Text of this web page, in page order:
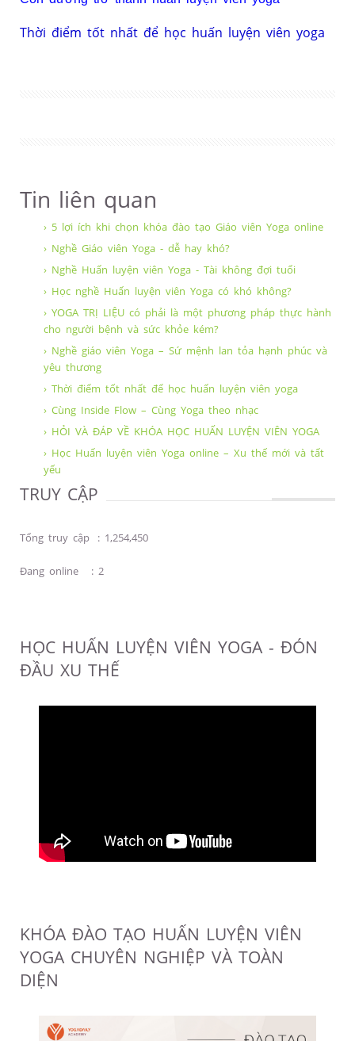
Thời điểm tốt nhất để học huấn luyện viên yoga
Tin liên quan
› 5 lợi ích khi chọn khóa đào tạo Giáo viên Yoga online
› Nghề Giáo viên Yoga - dễ hay khó?
› Nghề Huấn luyện viên Yoga - Tài không đợi tuổi
› Học nghề Huấn luyện viên Yoga có khó không?
› YOGA TRỊ LIỆU có phải là một phương pháp thực hành
cho người bệnh và sức khỏe kém?
› Nghề giáo viên Yoga – Sứ mệnh lan tỏa hạnh phúc và
yêu thương
› Thời điểm tốt nhất để học huấn luyện viên yoga
› Cùng Inside Flow – Cùng Yoga theo nhạc
› HỎI VÀ ĐÁP VỀ KHÓA HỌC HUẤN LUYỆN VIÊN YOGA
› Học Huấn luyện viên Yoga online – Xu thế mới và tất
yếu
TRUY CẬP
Tổng truy cập : 1,254,450
Đang online : 2
HỌC HUẤN LUYỆN VIÊN YOGA - ĐÓN
ĐẦU XU THẾ
KHÓA ĐÀO TẠO HUẤN LUYỆN VIÊN
YOGA CHUYÊN NGHIỆP VÀ TOÀN
DIỆN